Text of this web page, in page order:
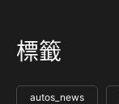
標籤
autos_news